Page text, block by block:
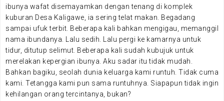
ibunya wafat disemayamkan dengan tenang di komplek
kuburan Desa Kaligawe, ia sering telat makan. Begadang
sampai ufuk terbit. Beberapa kali bahkan mengigau, memanggil
nama ibundanya. Lalu sedih. Lalu pergi ke kamarnya untuk
tidur, ditutup selimut. Beberapa kali sudah kubujuk untuk
merelakan kepergian ibunya. Aku sadar itu tidak mudah.
Bahkan bagiku, seolah dunia keluarga kami runtuh. Tidak cuma
kami. Tetangga kami pun sama runtuhnya. Siapapun tidak ingin
kehilangan orang tercintanya, bukan?